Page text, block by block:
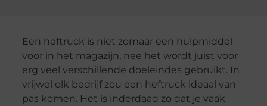
Een heftruck is niet zomaar een hulpmiddel
voor in het magazijn, nee het wordt juist voor
erg veel verschillende doeleindes gebruikt. In
vrijwel elk bedrijf zou een heftruck ideaal van
pas komen. Het is inderdaad zo dat je vaak